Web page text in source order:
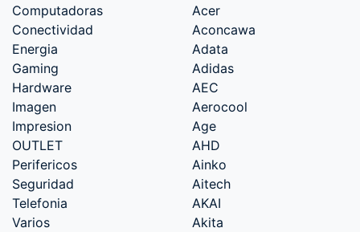
Computadoras
Conectividad
Energia
Gaming
Hardware
Imagen
Impresion
OUTLET
Perifericos
Seguridad
Telefonia
Varios
Acer
Aconcawa
Adata
Adidas
AEC
Aerocool
Age
AHD
Ainko
Aitech
AKAI
Akita